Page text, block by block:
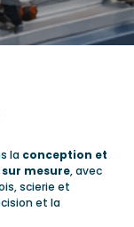
la conception et
mesure, avec
scierie et
et la